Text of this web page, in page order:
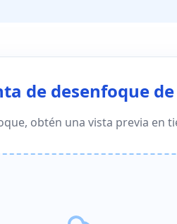
de desenfoque
obtén una vista previa en